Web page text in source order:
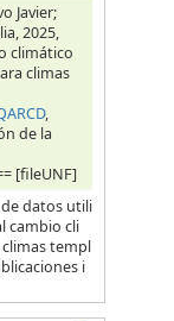
Javier;
2025,
climático
climas
,
de la
[fileUNF]
datos utili
cambio cli
climas templ
i